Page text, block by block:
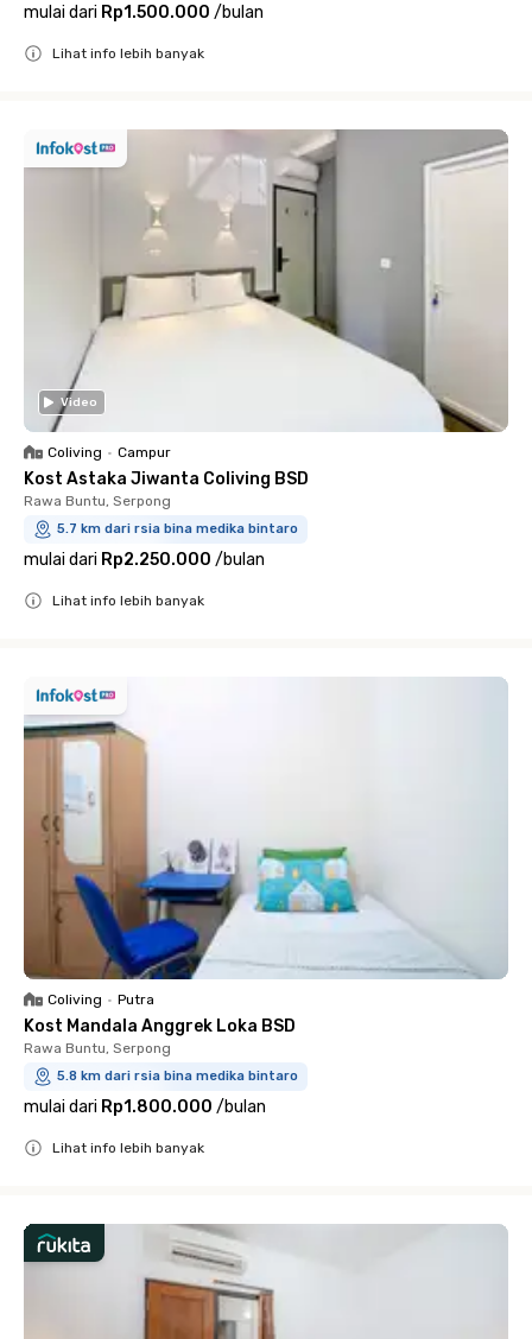
mulai dari Rp1.500.000 /bulan
Lihat info lebih banyak
Video
Coliving • Campur
Kost Astaka Jiwanta Coliving BSD
Rawa Buntu, Serpong
5.7 km dari rsia bina medika bintaro
mulai dari Rp2.250.000 /bulan
Lihat info lebih banyak
Coliving • Putra
Kost Mandala Anggrek Loka BSD
Rawa Buntu, Serpong
5.8 km dari rsia bina medika bintaro
mulai dari Rp1.800.000 /bulan
Lihat info lebih banyak